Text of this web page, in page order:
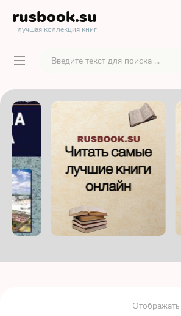
rusbook.su
лучшая коллекция книг
Отображать